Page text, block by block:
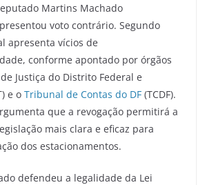
Martins Machado
voto contrário. Segundo
apresenta vícios de
conforme apontado por órgãos
Justiça do Distrito Federal e
e o Tribunal de Contas do DF (TCDF).
que a revogação permitirá a
mais clara e eficaz para
dos estacionamentos.
defendeu a legalidade da Lei